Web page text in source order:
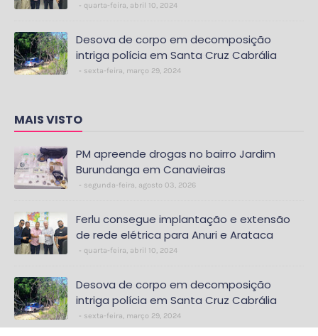
quarta-feira, abril 10, 2024
Desova de corpo em decomposição
intriga polícia em Santa Cruz Cabrália
sexta-feira, março 29, 2024
MAIS VISTO
PM apreende drogas no bairro Jardim
Burundanga em Canavieiras
segunda-feira, agosto 03, 2026
Ferlu consegue implantação e extensão
de rede elétrica para Anuri e Arataca
quarta-feira, abril 10, 2024
Desova de corpo em decomposição
intriga polícia em Santa Cruz Cabrália
sexta-feira, março 29, 2024